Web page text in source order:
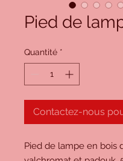
Pied de
Quantité *
Contactez-nous
Pied de lampe en bois